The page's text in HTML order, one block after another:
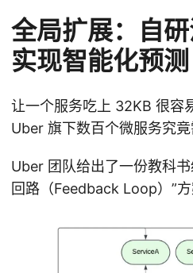
全局扩展：自研
实现智能化预测
让一个服务吃上 32KB 很容
Uber 旗下数百个微服务究竟
Uber 团队给出了一份教科
回路（Feedback Loop）”方